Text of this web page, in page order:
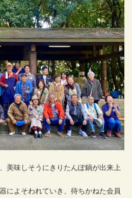
美味しそうにきりたんぽ鍋が出来上
によそわれていき、待ちかねた会員